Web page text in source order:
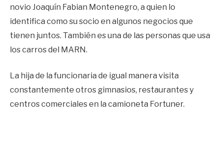
novio Joaquín Fabian Montenegro, a quien lo
identifica como su socio en algunos negocios que
tienen juntos. También es una de las personas que usa
los carros del MARN.
La hija de la funcionaria de igual manera visita
constantemente otros gimnasios, restaurantes y
centros comerciales en la camioneta Fortuner.